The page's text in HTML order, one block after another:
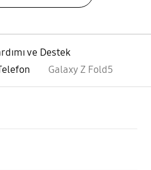
ve Destek
Galaxy Z Fold5